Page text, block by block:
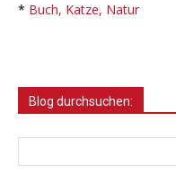
* Buch, Katze, Natur
Blog durchsuchen: